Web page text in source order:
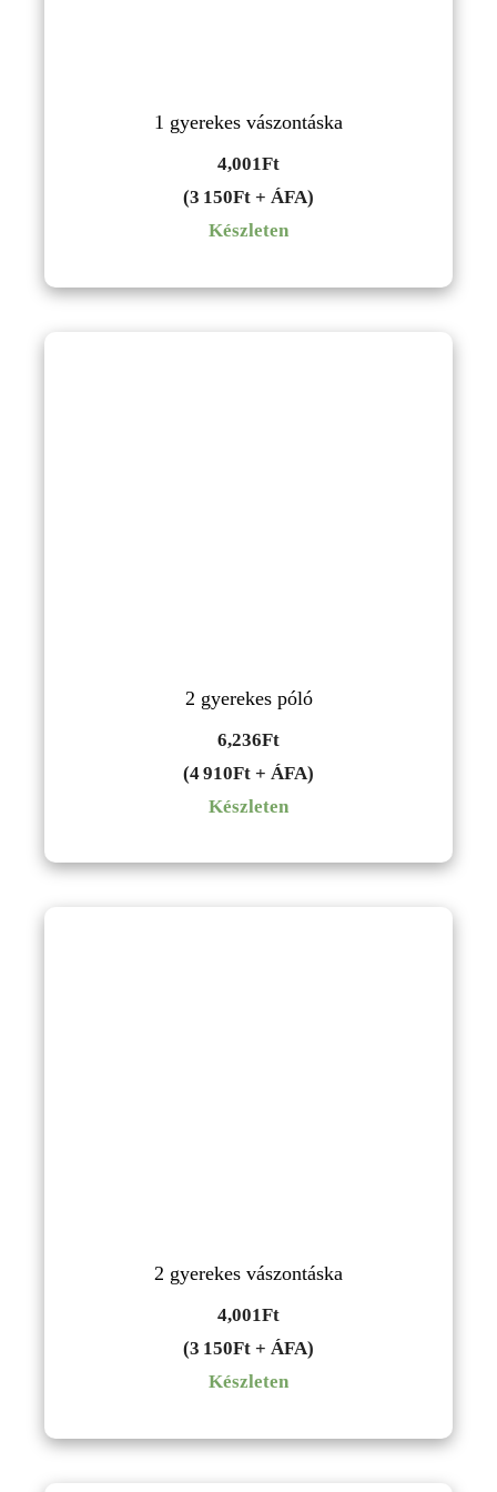
1 gyerekes vászontáska
4,001Ft
(3 150Ft + ÁFA)
Készleten
2 gyerekes póló
6,236Ft
(4 910Ft + ÁFA)
Készleten
2 gyerekes vászontáska
4,001Ft
(3 150Ft + ÁFA)
Készleten